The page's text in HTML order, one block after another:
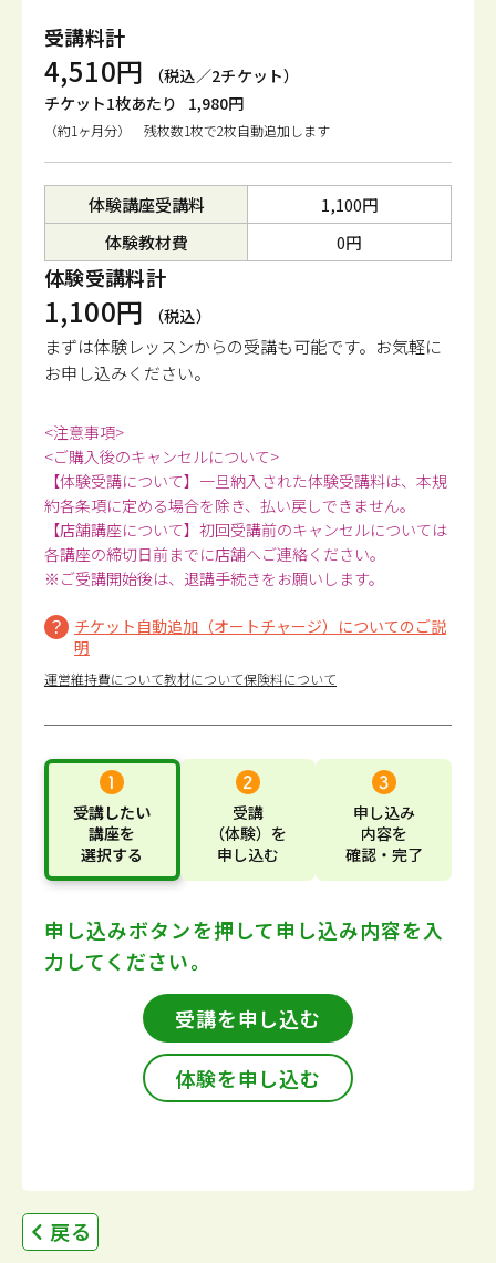
受講料計
4,510円
（税込／2チケット）
チケット1枚あたり
1,980円
（約1ヶ月分） 残枚数1枚で2枚自動追加します
体験講座受講料
1,100円
体験教材費
0円
体験受講料計
1,100円 （税込）
まずは体験レッスンからの受講も可能です。 お気軽に
お申し込みください。
<注意事項>
<ご購入後のキャンセルについて>
【体験受講について】一旦納入された体験受講料は、本規
約各条項に定める場合を除き、払い戻しできません。
【店舗講座について】初回受講前のキャンセルについては
各講座の締切日前までに店舗へご連絡ください。
※ご受講開始後は、退講手続きをお願いします。
チケット自動追加（オートチャージ）についてのご説
明
運営維持費について教材について保険料について
受講したい
講座を
選択する
受講
（体験） を
申し込む
申し込み
内容を
確認・完了
申し込みボタンを押して申し込み内容を入
力してください。
受講を申し込む
体験を申し込む
戻る